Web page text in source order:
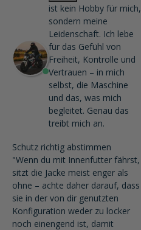
ist kein Hobby für mich,
sondern meine
Leidenschaft. Ich lebe
für das Gefühl von
Freiheit, Kontrolle und
Vertrauen – in mich
selbst, die Maschine
und das, was mich
begleitet. Genau das
treibt mich an.
Schutz richtig abstimmen
"Wenn du mit Innenfutter fährst,
sitzt die Jacke meist enger als
ohne – achte daher darauf, dass
sie in der von dir genutzten
Konfiguration weder zu locker
noch einengend ist, damit